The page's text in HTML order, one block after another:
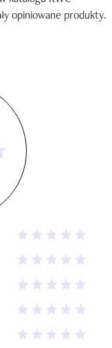
opiniowane produkty.